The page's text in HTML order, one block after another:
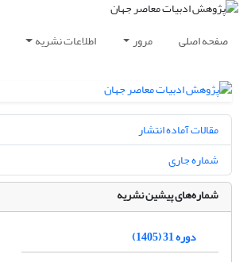
صفحه اصلی مرور اطلاعات نشریه
مقالات آماده انتشار
شماره جاری
شماره‌های پیشین نشریه
دوره 31 (1405)